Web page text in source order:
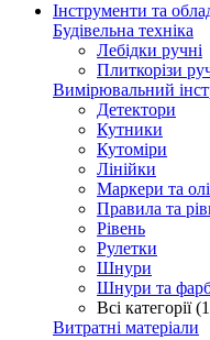
Інструменти та
Будівельна техніка
Лебідки ручні
Плиткорізи
Вимірювальний
Детектори
Кутники
Кутоміри
Лінійки
Маркери та
Правила та
Рівень
Рулетки
Шнури
Шнури та
Всі категорії
Витратні матеріали